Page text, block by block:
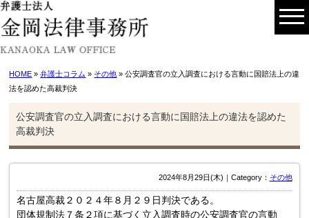
HOME »弁護士コラム » その他 » 公安調査官の立入調査における言動に国賠法上の違
法を認めた高裁判決
公安調査官の立入調査における言動に国賠法上の違法を認めた
高裁判決
2024年8月29日(木)｜Category： その他
名古屋高裁２０２４年８月２９日判決である。
団体規制法７条２項に基づく立入調査時の公安調査官の言動